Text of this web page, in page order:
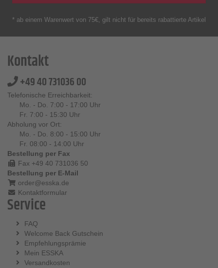
* ab einem Warenwert von 75€, gilt nicht für bereits rabattierte Artikel
Kontakt
+49 40 731036 00
Telefonische Erreichbarkeit:
Mo. - Do. 7:00 - 17:00 Uhr
Fr. 7:00 - 15:30 Uhr
Abholung vor Ort:
Mo. - Do. 8:00 - 15:00 Uhr
Fr. 08:00 - 14:00 Uhr
Bestellung per Fax
Fax +49 40 731036 50
Bestellung per E-Mail
order@esska.de
Kontaktformular
Service
FAQ
Welcome Back Gutschein
Empfehlungsprämie
Mein ESSKA
Versandkosten